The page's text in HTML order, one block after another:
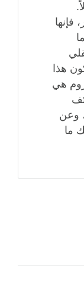
فإنها
هذا
هي
وعن
ما